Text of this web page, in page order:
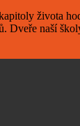
života
Dveře naší